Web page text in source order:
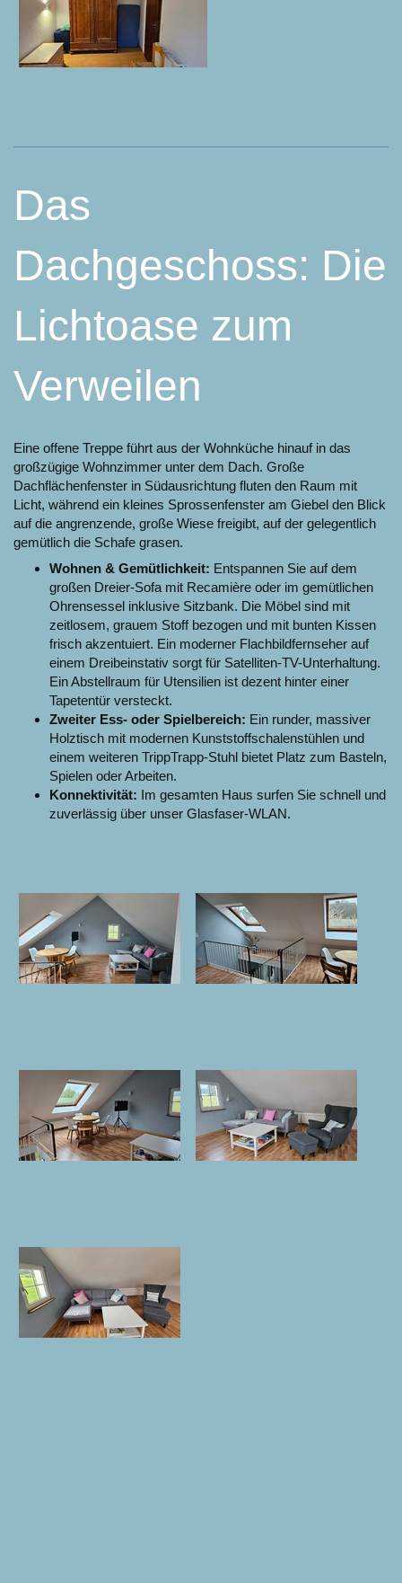
Das
Dachgeschoss: Die
Lichtoase zum
Verweilen
Eine offene Treppe führt aus der Wohnküche hinauf in das
großzügige Wohnzimmer unter dem Dach. Große
Dachflächenfenster in Südausrichtung fluten den Raum mit
Licht, während ein kleines Sprossenfenster am Giebel den Blick
auf die angrenzende, große Wiese freigibt, auf der gelegentlich
gemütlich die Schafe grasen.
Wohnen & Gemütlichkeit: Entspannen Sie auf dem
großen Dreier-Sofa mit Recamière oder im gemütlichen
Ohrensessel inklusive Sitzbank. Die Möbel sind mit
zeitlosem, grauem Stoff bezogen und mit bunten Kissen
frisch akzentuiert. Ein moderner Flachbildfernseher auf
einem Dreibeinstativ sorgt für Satelliten-TV-Unterhaltung.
Ein Abstellraum für Utensilien ist dezent hinter einer
Tapetentür versteckt.
Zweiter Ess- oder Spielbereich: Ein runder, massiver
Holztisch mit modernen Kunststoffschalenstühlen und
einem weiteren TrippTrapp-Stuhl bietet Platz zum Basteln,
Spielen oder Arbeiten.
Konnektivität: Im gesamten Haus surfen Sie schnell und
zuverlässig über unser Glasfaser-WLAN.